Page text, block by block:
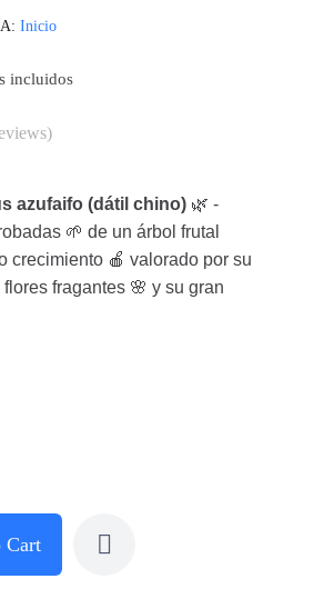
Inicio
incluidos
azufaifo (dátil chino) 🌿 -
🌱 de un árbol frutal
crecimiento 🍎 valorado por su
fragantes 🌸 y su gran
Cart